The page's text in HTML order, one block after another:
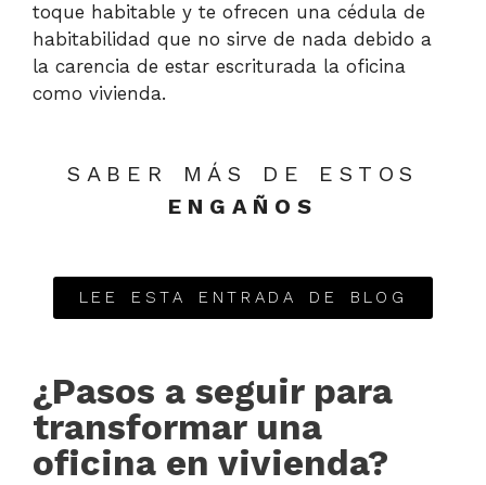
toque habitable y te ofrecen una cédula de
habitabilidad que no sirve de nada debido a
la carencia de estar escriturada la oficina
como vivienda.
SABER MÁS DE ESTOS
ENGAÑOS
LEE ESTA ENTRADA DE BLOG
¿Pasos a seguir para
transformar una
oficina en vivienda?